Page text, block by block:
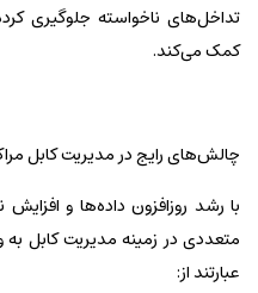
تداخل‌های ناخواسته جلوگیری
کمک می‌کند.
چالش‌های رایج در مدیریت کابل
با رشد روزافزون داده‌ها و
متعددی در زمینه مدیریت کابل
عبارتند از: